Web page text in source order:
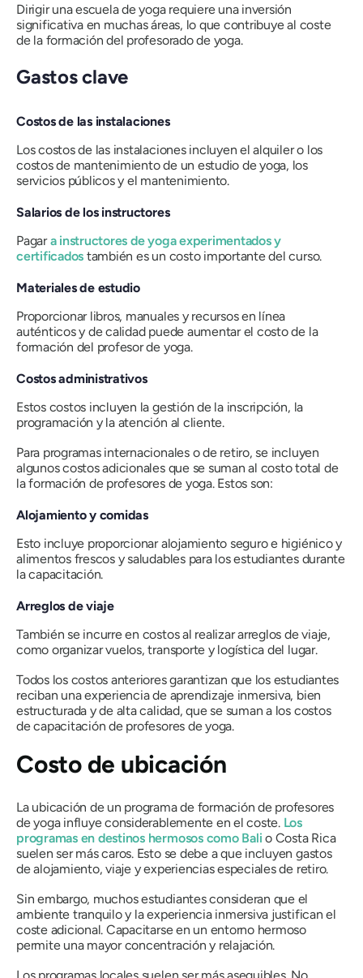
Dirigir una escuela de yoga requiere una inversión
significativa en muchas áreas, lo que contribuye al coste
de la formación del profesorado de yoga.
Gastos clave
Costos de las instalaciones
Los costos de las instalaciones incluyen el alquiler o los
costos de mantenimiento de un estudio de yoga, los
servicios públicos y el mantenimiento.
Salarios de los instructores
Pagara instructores de yoga experimentados y
certificados también es un costo importante del curso.
Materiales de estudio
Proporcionar libros, manuales y recursos en línea
auténticos y de calidad puede aumentar el costo de la
formación del profesor de yoga.
Costos administrativos
Estos costos incluyen la gestión de la inscripción, la
programación y la atención al cliente.
Para programas internacionales o de retiro, se incluyen
algunos costos adicionales que se suman al costo total de
la formación de profesores de yoga. Estos son:
Alojamiento y comidas
Esto incluye proporcionar alojamiento seguro e higiénico y
alimentos frescos y saludables para los estudiantes durante
la capacitación.
Arreglos de viaje
También se incurre en costos al realizar arreglos de viaje,
como organizar vuelos, transporte y logística del lugar.
Todos los costos anteriores garantizan que los estudiantes
reciban una experiencia de aprendizaje inmersiva, bien
estructurada y de alta calidad, que se suman a los costos
de capacitación de profesores de yoga.
Costo de ubicación
La ubicación de un programa de formación de profesores
de yoga influye considerablemente en el coste. Los
programas en destinos hermosos como Bali o Costa Rica
suelen ser más caros. Esto se debe a que incluyen gastos
de alojamiento, viaje y experiencias especiales de retiro.
Sin embargo, muchos estudiantes consideran que el
ambiente tranquilo y la experiencia inmersiva justifican el
coste adicional. Capacitarse en un entorno hermoso
permite una mayor concentración y relajación.